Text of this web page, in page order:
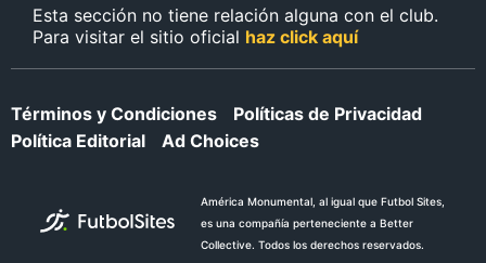
Esta sección no tiene relación alguna con el club.
Para visitar el sitio oficial haz click aquí
Términos y Condiciones
Políticas de Privacidad
Política Editorial
Ad Choices
América Monumental, al igual que Futbol Sites,
es una compañía perteneciente a Better
Collective. Todos los derechos reservados.